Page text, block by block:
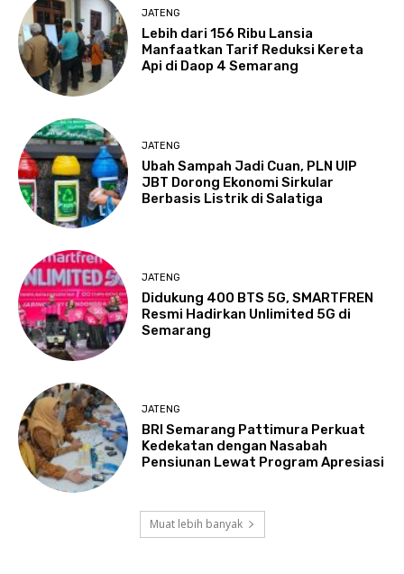
JATENG
Lebih dari 156 Ribu Lansia
Manfaatkan Tarif Reduksi Kereta
Api di Daop 4 Semarang
JATENG
Ubah Sampah Jadi Cuan, PLN UIP
JBT Dorong Ekonomi Sirkular
Berbasis Listrik di Salatiga
JATENG
Didukung 400 BTS 5G, SMARTFREN
Resmi Hadirkan Unlimited 5G di
Semarang
JATENG
BRI Semarang Pattimura Perkuat
Kedekatan dengan Nasabah
Pensiunan Lewat Program Apresiasi
Muat lebih banyak